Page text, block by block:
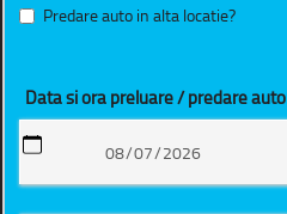
Predare auto in alta locatie?
Data si ora preluare / predare auto